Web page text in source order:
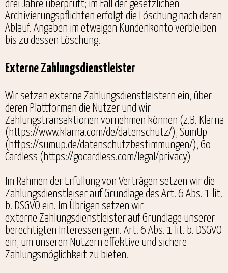
drei Jahre überprüft; im Fall der gesetzlichen
Archivierungspflichten erfolgt die Löschung nach deren
Ablauf. Angaben im etwaigen Kundenkonto verbleiben
bis zu dessen Löschung.
Externe Zahlungsdienstleister
Wir setzen externe Zahlungsdienstleistern ein, über
deren Plattformen die Nutzer und wir
Zahlungstransaktionen vornehmen können (z.B. Klarna
(https://www.klarna.com/de/datenschutz/), SumUp
(https://sumup.de/datenschutzbestimmungen/), Go
Cardless (https://gocardless.com/legal/privacy)
Im Rahmen der Erfüllung von Verträgen setzen wir die
Zahlungsdienstleiser auf Grundlage des Art. 6 Abs. 1 lit.
b. DSGVO ein. Im Übrigen setzen wir
externe Zahlungsdienstleister auf Grundlage unserer
berechtigten Interessen gem. Art. 6 Abs. 1 lit. b. DSGVO
ein, um unseren Nutzern effektive und sichere
Zahlungsmöglichkeit zu bieten.